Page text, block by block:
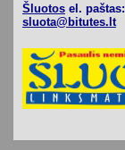
Šluotos el. paštas:
sluota@bitutes.lt